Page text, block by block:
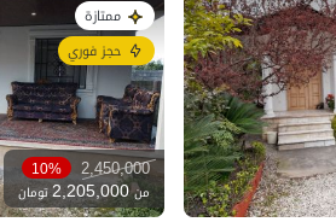
ممتازة
حجز فوري
2,450,000
10%
من 2,205,000تومان